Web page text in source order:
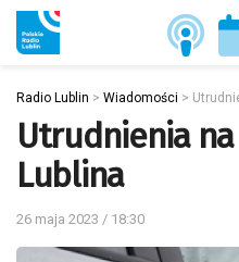
Radio Lublin > Wiadomości >
Utrudnienia
Lublina
26 maja 2023 / 18:30